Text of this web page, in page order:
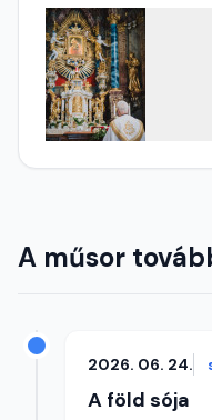
A műsor
2026. 06. 24.
A föld sója